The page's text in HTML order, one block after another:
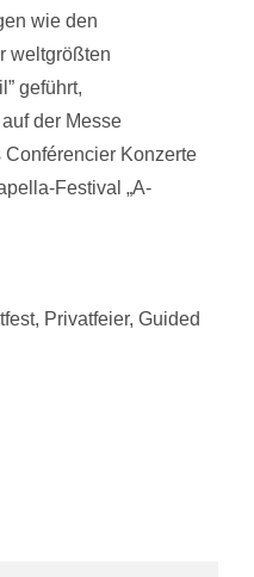
wie den
weltgrößten
geführt,
der Messe
Conférencier Konzerte
Festival „A-
Privatfeier, Guided